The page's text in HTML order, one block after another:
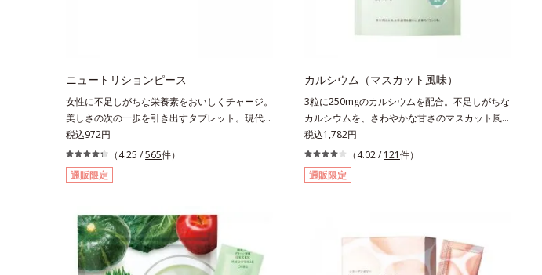
ニュートリションピース
女性に不足しがちな栄養素をおいしくチャージ。
美しさの次の一歩を引き出すタブレット。現代女
性に不足しがちな栄養素に着目。ぽいっとひと口
補いやすい６種類の「キレイの素」、タブレット
タイプのサプリメントシリーズです。女性の不足
栄養素No.1 鉄分に葉酸をプラス、印象づける晴
ビタミンCでキレイと健康をサポートする「ビタ
ミンC＆ビタミンB2」、スムーズなリズムづくり
で快調を目指す「オリゴ糖＆酵素」、いつだって
イキイキ、あなたらしい表情をサポートする「ビ
税込972円
（4.25 /565件）
通販限定
カルシウム（マスカット風味）
3粒に250mgのカルシウムを配合。不足しがちな
カルシウムを、さわやかな甘さのマスカット風味
で。3粒にお魚約4.5尾分（*1）のカルシウムを
配合したタブレット。どんどん不足していくカル
シウムを、手軽においしくチャージできる、さわ
やかな甘さのマスカット風味です。*1 : 「五訂増
税込1,782円
（4.02 / 121件）
通販限定